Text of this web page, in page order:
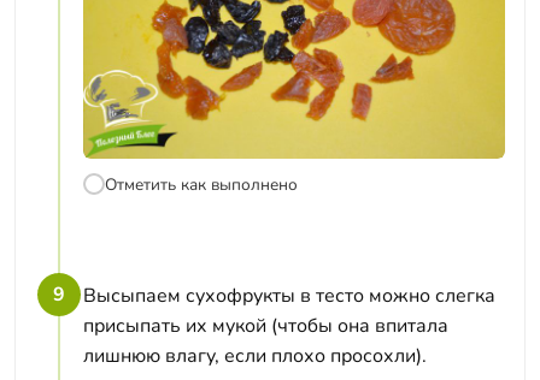
Отметить как выполнено
9
Высыпаем сухофрукты в тесто можно слегка
присыпать их мукой (чтобы она впитала
лишнюю влагу, если плохо просохли).